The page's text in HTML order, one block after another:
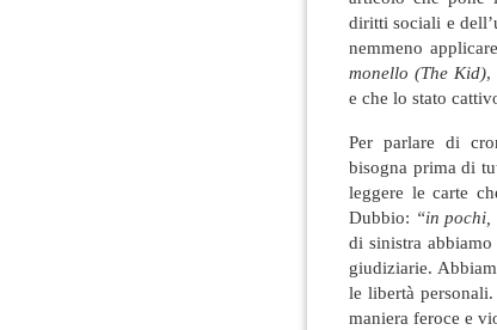
diritti sociali e
nemmeno
monello (The Kid),
e che lo stato
Per parlare di
bisogna prima di
leggere le carte
Dubbio: “in pochi,
di sinistra
giudiziarie.
le libertà
maniera feroce e